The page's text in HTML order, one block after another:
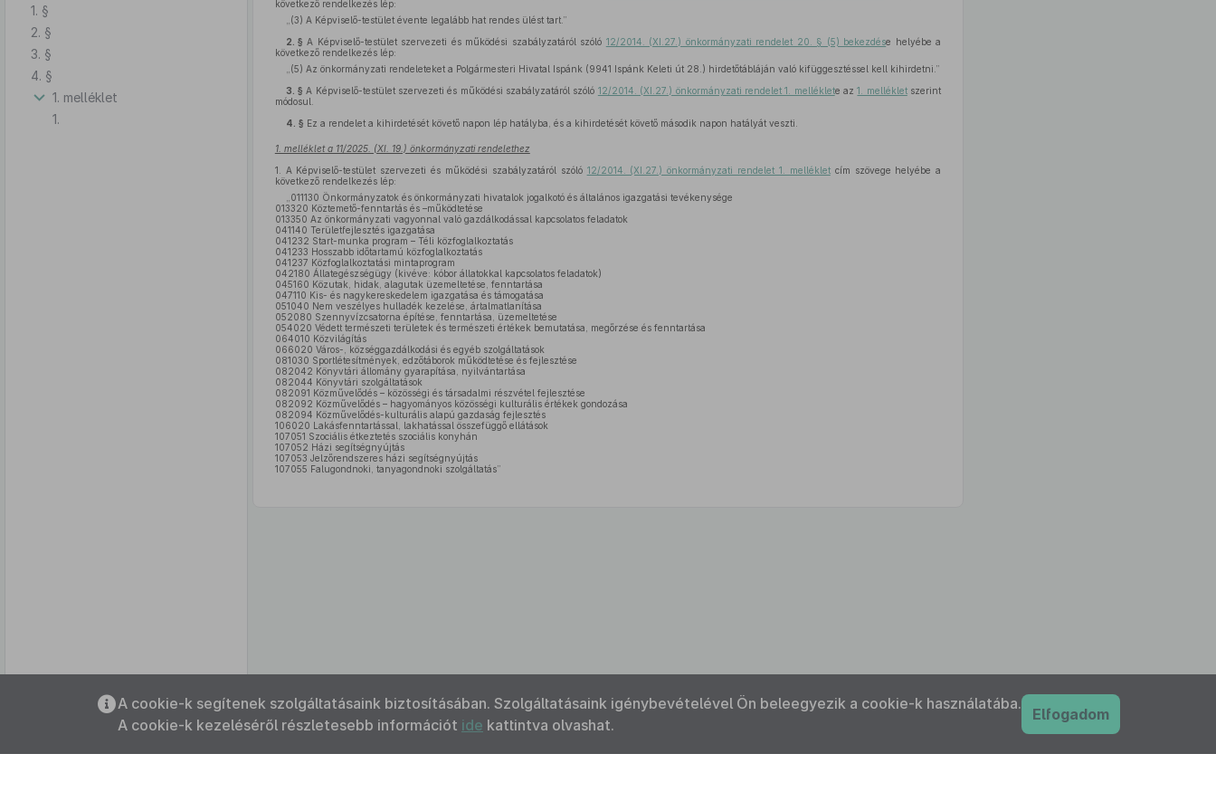
1. §
2. §
3. §
4. §
1. melléklet
1.
Az oldalmenübe visszatéréshez
ALT + S billentyűket.
következő rendelkezés lép:
„(3) A Képviselő-testület évente legalább hat rendes ülést tart.”
2. § A Képviselő-testület szervezeti és működési szabályzatáról szóló 12/2014. (XI.27.) önkormányzati rendelet 20. § (5) bekezdése helyébe a
következő rendelkezés lép:
„(5) Az önkormányzati rendeleteket a Polgármesteri Hivatal Ispánk (9941 Ispánk Keleti út 28.) hirdetőtábláján való kifüggesztéssel kell kihirdetni.”
3. § A Képviselő-testület szervezeti és működési szabályzatáról szóló 12/2014. (XI.27.) önkormányzati rendelet 1. melléklete az1. mellékletszerint
módosul.
4. § Ez a rendelet a kihirdetését követő napon lép hatályba, és a kihirdetését követő második napon hatályát veszti.
1. melléklet a 11/2025. (XI. 19.) önkormányzati rendelethez
1.
A Képviselő-testület szervezeti és működési szabályzatáról szóló 12/2014. (XI.27.) önkormányzati rendelet 1. mellékletcím szövege helyébe a
következő rendelkezés lép:
„011130 Önkormányzatok és önkormányzati hivatalok jogalkotó és általános igazgatási tevékenysége
013320 Köztemető-fenntartás és –működtetése
013350 Az önkormányzati vagyonnal való gazdálkodással kapcsolatos feladatok
041140 Területfejlesztés igazgatása
041232 Start-munka program – Téli közfoglalkoztatás
041233 Hosszabb időtartamú közfoglalkoztatás
041237 Közfoglalkoztatási mintaprogram
042180 Állategészségügy (kivéve: kóbor állatokkal kapcsolatos feladatok)
045160 Közutak, hidak, alagutak üzemeltetése, fenntartása
047110 Kis- és nagykereskedelem igazgatása és támogatása
051040 Nem veszélyes hulladék kezelése, ártalmatlanítása
052080 Szennyvízcsatorna építése, fenntartása, üzemeltetése
054020 Védett természeti területek és természeti értékek bemutatása, megőrzése és fenntartása
064010 Közvilágítás
066020 Város-, községgazdálkodási és egyéb szolgáltatások
081030 Sportlétesítmények, edzőtáborok működtetése és fejlesztése
082042 Könyvtári állomány gyarapítása, nyilvántartása
082044 Könyvtári szolgáltatások
082091 Közművelődés – közösségi és társadalmi részvétel fejlesztése
082092 Közművelődés – hagyományos közösségi kulturális értékek gondozása
082094 Közművelődés-kulturális alapú gazdaság fejlesztés
106020 Lakásfenntartással, lakhatással összefüggő ellátások
107051 Szociális étkeztetés szociális konyhán
107052 Házi segítségnyújtás
107053 Jelzőrendszeres házi segítségnyújtás
107055 Falugondnoki, tanyagondnoki szolgáltatás”
A cookie-k segítenek szolgáltatásaink biztosításában. Szolgáltatásaink igénybevételével Ön beleegyezik a cookie-k használatába.
A cookie-k kezeléséről részletesebb információt ide kattintva olvashat.
Elfogadom